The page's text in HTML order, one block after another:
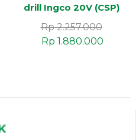
drill Ingco 20V (CSP)
Rp2.257.000
Rp 1.880.000